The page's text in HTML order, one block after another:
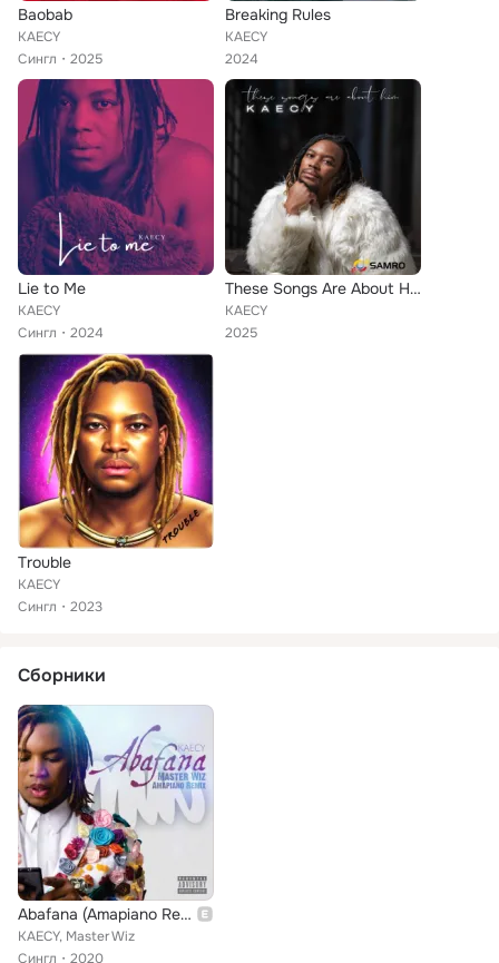
Baobab
KAECY
Сингл
2025
Breaking Rules
KAECY
2024
Lie to Me
KAECY
Сингл
2024
These Songs Are About Him
KAECY
2025
Trouble
KAECY
Сингл
2023
Сборники
Abafana (Amapiano Remix)
KAECY, Master Wiz
Сингл
2020